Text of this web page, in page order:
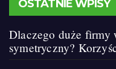
OSTATNIE WPISY
Dlaczego duże firmy
symetryczny?